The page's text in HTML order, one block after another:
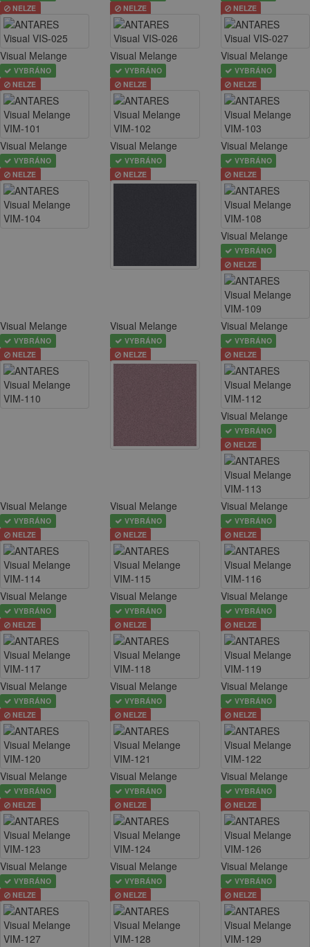
NELZE
NELZE
NELZE
Visual Melange
VYBRÁNO
NELZE
Visual Melange
VYBRÁNO
NELZE
Visual Melange
VYBRÁNO
NELZE
Visual Melange
VYBRÁNO
NELZE
Visual Melange
VYBRÁNO
NELZE
Visual Melange
VYBRÁNO
NELZE
Visual Melange
VYBRÁNO
NELZE
Visual Melange
VYBRÁNO
NELZE
Visual Melange
VYBRÁNO
NELZE
Visual Melange
VYBRÁNO
NELZE
Visual Melange
VYBRÁNO
NELZE
Visual Melange
VYBRÁNO
NELZE
Visual Melange
VYBRÁNO
NELZE
Visual Melange
VYBRÁNO
NELZE
Visual Melange
VYBRÁNO
NELZE
Visual Melange
VYBRÁNO
NELZE
Visual Melange
VYBRÁNO
NELZE
Visual Melange
VYBRÁNO
NELZE
Visual Melange
VYBRÁNO
NELZE
Visual Melange
VYBRÁNO
NELZE
Visual Melange
VYBRÁNO
NELZE
Visual Melange
VYBRÁNO
NELZE
Visual Melange
VYBRÁNO
NELZE
Visual Melange
VYBRÁNO
NELZE
Visual Melange
VYBRÁNO
NELZE
Visual Melange
VYBRÁNO
NELZE